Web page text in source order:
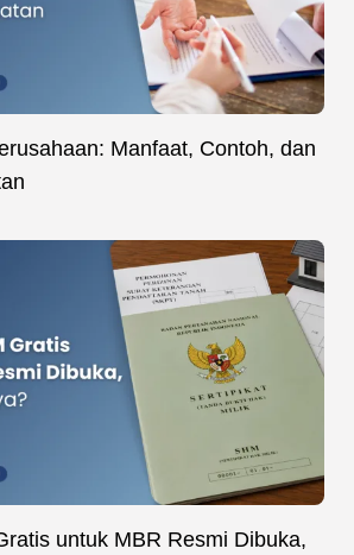
Manfaat, Contoh, dan
untuk MBR Resmi Dibuka,